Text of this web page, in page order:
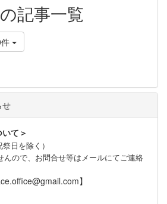
記事一覧
せ
て＞
日を除く）
んので、お問合せ等はメールにてご連絡
】